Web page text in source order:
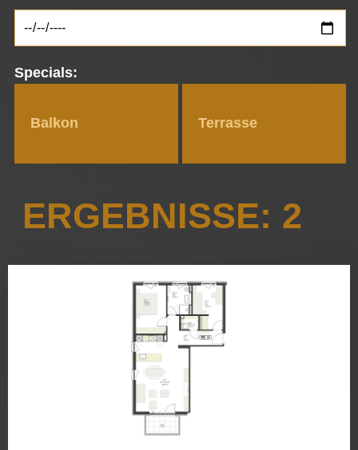
Specials:
Balkon Terras­se
ERGEBNISSE: 2